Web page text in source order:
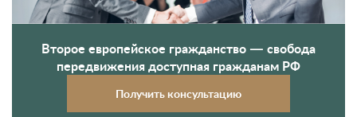
Второе европейское гражданство — свобода
передвижения доступная гражданам РФ
Получить консультацию